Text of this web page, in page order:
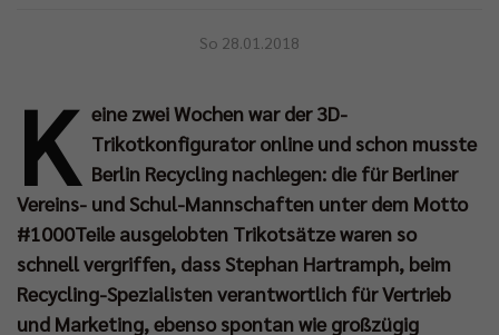
So 28.01.2018
K eine zwei Wochen war der 3D-
Trikotkonfigurator online und schon musste
Berlin Recycling nachlegen: die für Berliner
Vereins- und Schul-Mannschaften unter dem Motto
#1000Teile ausgelobten Trikotsätze waren so
schnell vergriffen, dass Stephan Hartramph, beim
Recycling-Spezialisten verantwortlich für Vertrieb
und Marketing, ebenso spontan wie großzügig